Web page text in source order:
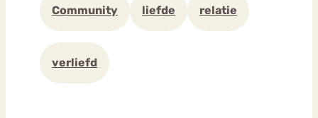
Community liefde relatie
verliefd